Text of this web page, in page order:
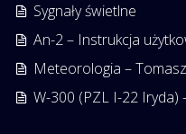
Sygnały świetlne
An-2 – Instrukcja
Meteorologia –
W-300 (PZL I-22 Iryda)